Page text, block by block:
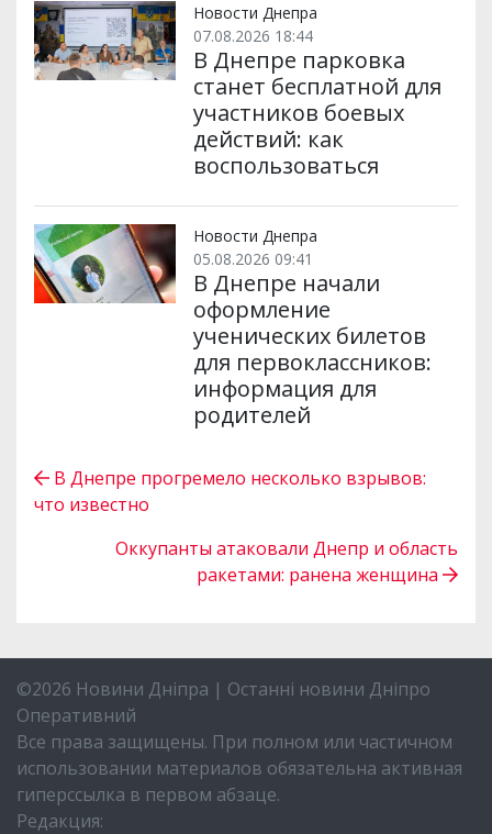
Новости Днепра
07.08.2026 18:44
В Днепре парковка
станет бесплатной для
участников боевых
действий: как
воспользоваться
Новости Днепра
05.08.2026 09:41
В Днепре начали
оформление
ученических билетов
для первоклассников:
информация для
родителей
В Днепре прогремело несколько взрывов:
что известно
Оккупанты атаковали Днепр и область
ракетами: ранена женщина
©2026 Новини Дніпра | Останні новини Дніпро
Оперативний
Все права защищены. При полном или частичном
использовании материалов обязательна активная
гиперссылка в первом абзаце.
Редакция: